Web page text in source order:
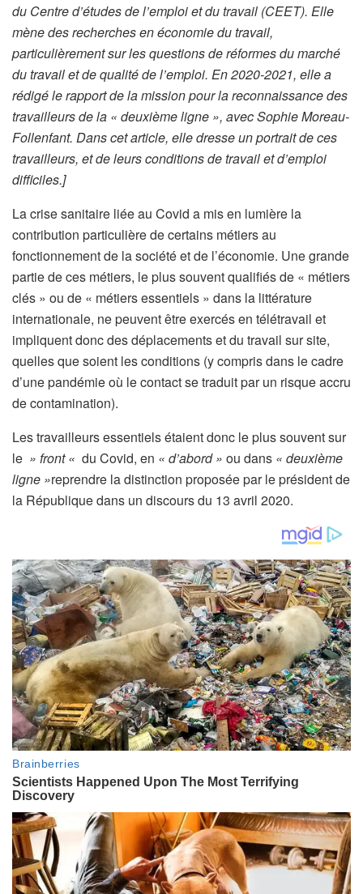
du Centre d’études de l’emploi et du travail (CEET). Elle
mène des recherches en économie du travail,
particulièrement sur les questions de réformes du marché
du travail et de qualité de l’emploi. En 2020-2021, elle a
rédigé le rapport de la mission pour la reconnaissance des
travailleurs de la « deuxième ligne », avec Sophie Moreau-
Follenfant. Dans cet article, elle dresse un portrait de ces
travailleurs, et de leurs conditions de travail et d’emploi
difficiles.]
La crise sanitaire liée au Covid a mis en lumière la
contribution particulière de certains métiers au
fonctionnement de la société et de l’économie. Une grande
partie de ces métiers, le plus souvent qualifiés de « métiers
clés » ou de « métiers essentiels » dans la littérature
internationale, ne peuvent être exercés en télétravail et
impliquent donc des déplacements et du travail sur site,
quelles que soient les conditions (y compris dans le cadre
d’une pandémie où le contact se traduit par un risque accru
de contamination).
Les travailleurs essentiels étaient donc le plus souvent sur
le » front « du Covid, en « d’abord » ou dans « deuxième
ligne »reprendre la distinction proposée par le président de
la République dans un discours du 13 avril 2020.